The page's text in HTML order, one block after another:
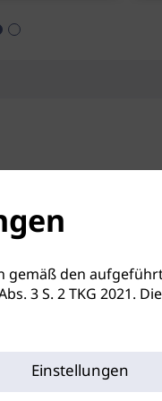
gemäß den
3 S. 2 TKG
Einstellungen